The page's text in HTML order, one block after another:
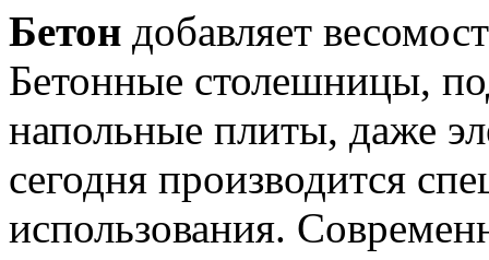
Бетон добавляет
Бетонные столешницы,
напольные плиты, даже
сегодня производится
использования.